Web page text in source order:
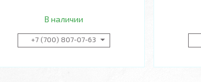
В наличии
+7 (700) 807-07-63